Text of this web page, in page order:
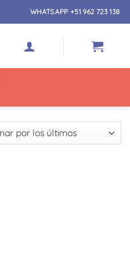
WHATSAPP +51 962 723 138